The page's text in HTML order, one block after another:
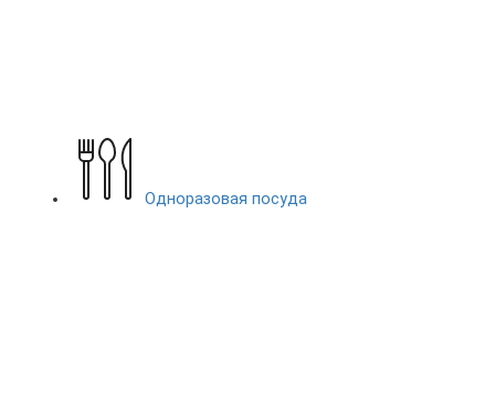
Одноразовая посуда